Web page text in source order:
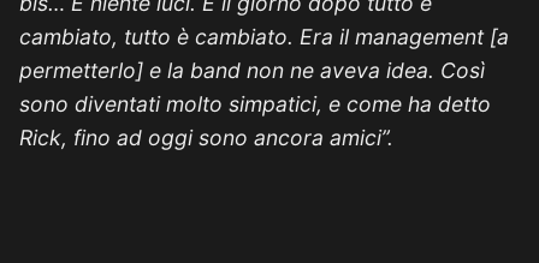
cambiato, tutto è cambiato. Era il management [a
permetterlo] e la band non ne aveva idea. Così
sono diventati molto simpatici, e come ha detto
Rick, fino ad oggi sono ancora amici”.